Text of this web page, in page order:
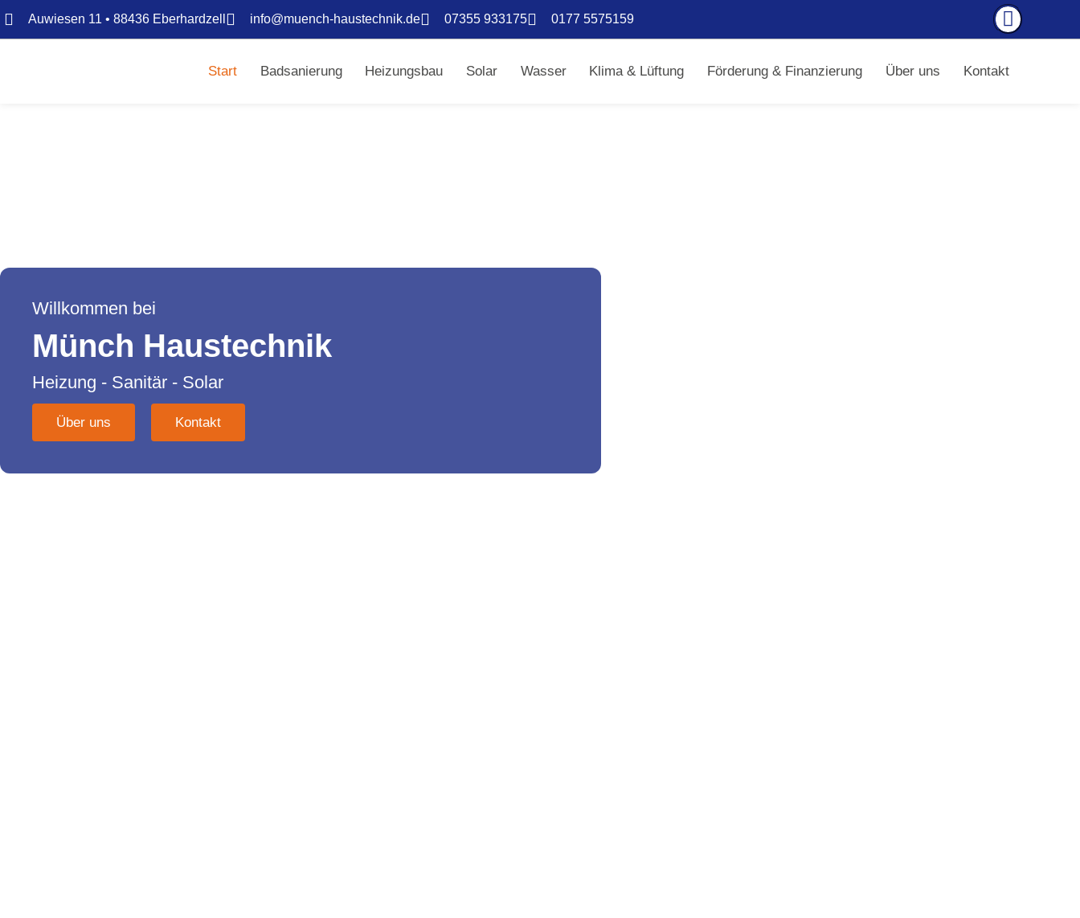
Auwiesen 11 • 88436 Eberhardzell info@muench-haustechnik.de 07355 933175 0177 5575159
Start Badsanierung Heizungsbau Solar Wasser Klima & Lüftung Förderung & Finanzierung Über uns Kontakt
Willkommen bei
Münch Haustechnik
Heizung - Sanitär - Solar
Über uns Kontakt